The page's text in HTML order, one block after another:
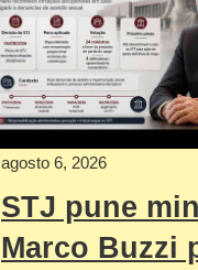
agosto 6, 2026
STJ pune
Marco Buzzi